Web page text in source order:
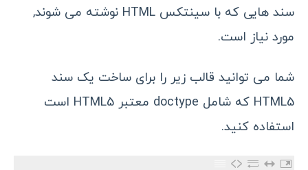
سند هایی که با سینتکس HTML نوشته می شوند,
مورد نیاز است.
شما می توانید قالب زیر را برای ساخت یک سند
HTML5 که شامل doctype معتبر HTML5 است
استفاده کنید.